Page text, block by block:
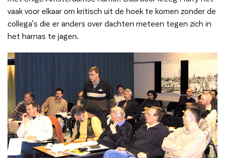
vaak voor elkaar om kritisch uit de hoek te komen zonder de
collega’s die er anders over dachten meteen tegen zich in
het harnas te jagen.